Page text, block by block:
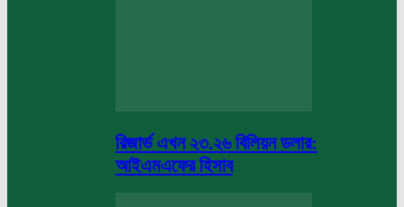
রিজার্ভ এখন ২৩.২৬ বিলিয়ন ডলার:
আইএমএফের হিসাব